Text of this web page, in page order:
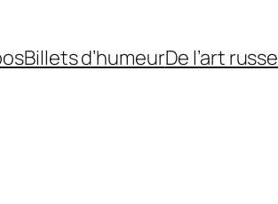
Billets d’humeurDe l’art russe